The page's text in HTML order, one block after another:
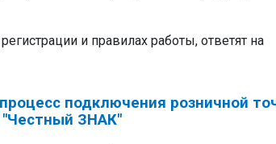
и правилах работы, ответят на
подключения розничной
"Честный ЗНАК"